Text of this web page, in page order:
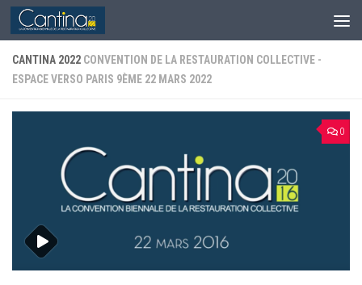
Skip to content
CANTINA 2022 CONVENTION DE LA RESTAURATION COLLECTIVE -
ESPACE VERSO PARIS 9ÈME 22 MARS 2022
0